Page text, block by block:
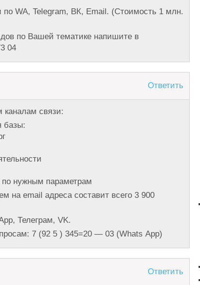
по WA, Telegram, ВК, Email. (Стоимость 1 млн.
по Вашей тематике напишите в
04
Ответить
каналам связи:
базы:
нужным параметрам
на email адреса составит всего 3 900
Телеграм, VK.
7 (92 5 ) 345=20 — 03 (Whats Арр)
Ответить